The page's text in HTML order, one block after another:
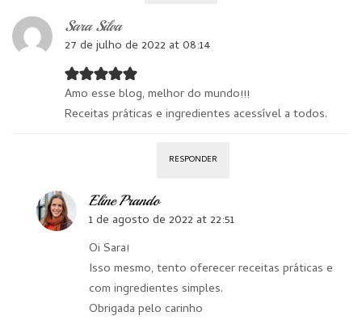
Sara Silva
27 de julho de 2022 at 08:14
Amo esse blog, melhor do mundo!!!
Receitas práticas e ingredientes acessível a todos.
RESPONDER
Eline Prando
1 de agosto de 2022 at 22:51
Oi Sara!
Isso mesmo, tento oferecer receitas práticas e
com ingredientes simples.
Obrigada pelo carinho